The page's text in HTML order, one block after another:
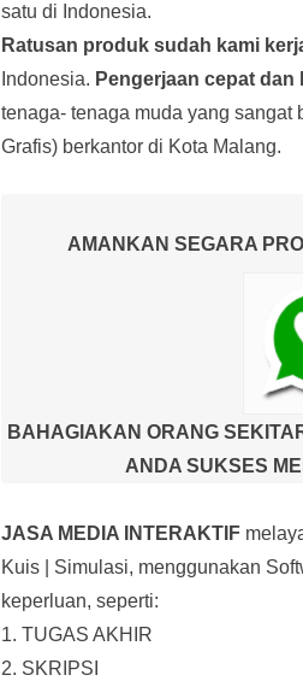
satu di Indonesia.
Ratusan produk sudah kami
Indonesia. Pengerjaan cepat
tenaga- tenaga muda yang
Grafis) berkantor di Kota Malang.
AMANKAN SEGARA
BAHAGIAKAN ORANG
ANDA SUKSES
JASA MEDIA INTERAKTIF
Kuis | Simulasi, menggunakan
keperluan, seperti:
1. TUGAS AKHIR
2. SKRIPSI